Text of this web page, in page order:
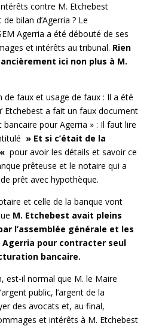
contre M. Etchebest
bilan d’Agerria ? Le
Agerria a été débouté de ses
et intérêts au tribunal. Rien
ici non plus à M.
de faux et usage de faux : Il a été
Etchebest a fait un faux document
pour Agerria » : Il faut lire
» Et si c’était de la
pour avoir les détails et savoir ce
prêteuse et le notaire qui a
prêt avec hypothèque.
et celle de la banque vont
M. Etchebest avait pleins
l’assemblée générale et les
Agerria pour contracter seul
bancaire.
est-il normal que M. le Maire
public, l’argent de la
des avocats et, au final,
et intérêts à M. Etchebest